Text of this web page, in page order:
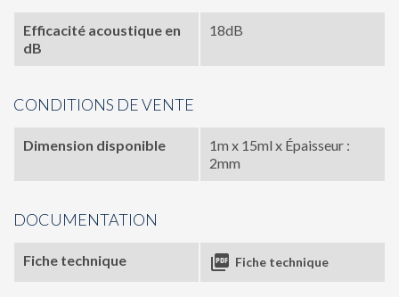
Efficacité acoustique en
dB
18dB
CONDITIONS DE VENTE
Dimension disponible
1m x 15ml x Épaisseur :
2mm
DOCUMENTATION
Fiche technique  Fiche technique